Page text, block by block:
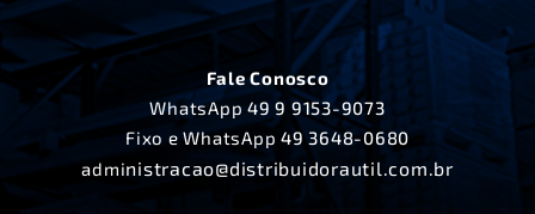
Fale Conosco
WhatsApp49 9 9153-9073
Fixo e WhatsApp 49 3648-0680
administracao@distribuidorautil.com.br